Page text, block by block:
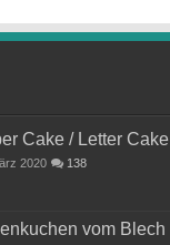
Cake / Letter Cake
2020 138
vom Blech